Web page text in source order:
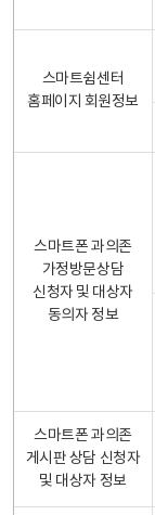
스마트쉼센터
홈페이지 회원정보
스마트폰 과의존
가정방문상담
신청자 및 대상자
동의자 정보
스마트폰 과의존
게시판 상담 신청자
및 대상자 정보